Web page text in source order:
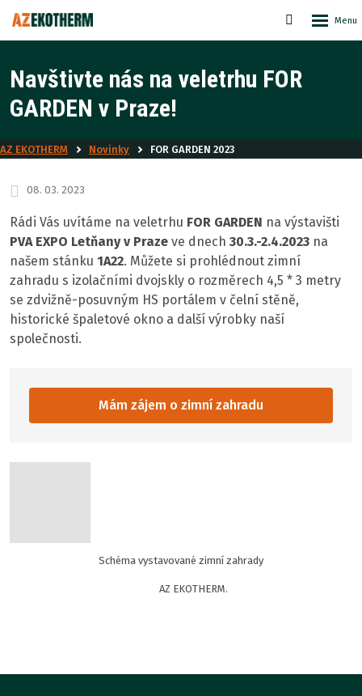
Navštivte nás na veletrhu FOR
GARDEN v Praze!
AZ EKOTHERM Novinky FOR GARDEN 2023
08. 03. 2023
Rádi Vás uvítáme na veletrhu FOR GARDEN na výstavišti
PVA EXPO Letňany v Praze ve dnech 30.3.-2.4.2023 na
našem stánku 1A22. Můžete si prohlédnout zimní
zahradu s izolačními dvojskly o rozměrech 4,5 * 3 metry
se zdvižně-posuvným HS portálem v čelní stěně,
historické špaletové okno a další výrobky naší
společnosti.
Mám zájem o zimní zahradu
Schéma vystavované zimní zahrady
AZ EKOTHERM.